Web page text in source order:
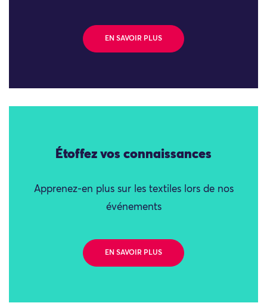
EN SAVOIR PLUS
Étoffez vos connaissances
Apprenez-en plus sur les textiles lors de nos
événements
EN SAVOIR PLUS